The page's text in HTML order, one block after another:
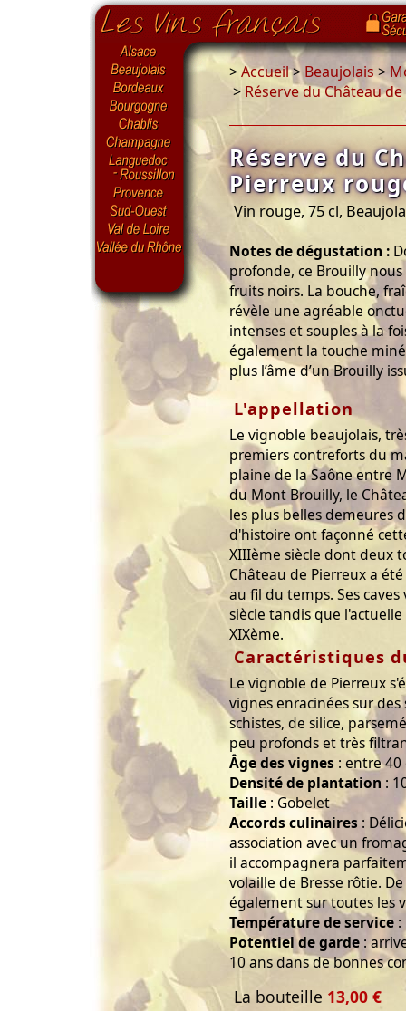
>Accueil>Beaujolais>
> Réserve du Château
Réserve du
Pierreux
Vin rouge, 75 cl,
Notes de dégustation :
profonde, ce Brouilly
fruits noirs. La bouche,
révèle une agréable
intenses et souples à la
également la touche
plus l’âme d’un Brouilly
L'appellation
Le vignoble beaujolais,
premiers contreforts du
plaine de la Saône entre
du Mont Brouilly, le
les plus belles demeures
d'histoire ont façonné
XIIIème siècle dont deux
Château de Pierreux a
au fil du temps. Ses
siècle tandis que
XIXème.
Caractéristiques
Le vignoble de Pierreux
vignes enracinées sur
schistes, de silice,
peu profonds et très
Âge des vignes : entre 40
Densité de plantation :
Taille : Gobelet
Accords culinaires :
association avec un
il accompagnera
volaille de Bresse rôtie.
également sur toutes les
Température de service :
Potentiel de garde :
10 ans dans de bonnes
La bouteille 13,00 €